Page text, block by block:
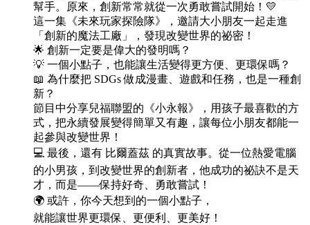
幫手。原來，創新常常就從一次勇敢嘗試開始！💛
這一集《未來玩家探險隊》，邀請大小朋友一起走進
「創新的魔法工廠」，發現改變世界的祕密！
🌟 創新一定要是偉大的發明嗎？
💡 一個小點子，也能讓生活變得更方便、更環保嗎？
📖 為什麼把 SDGs 做成漫畫、遊戲和任務，也是一種創
新？
節目中分享兒福聯盟的《小永報》，用孩子最喜歡的方
式，把永續發展變得簡單又有趣，讓每位小朋友都能一
起參與改變世界！
💻 最後，還有 比爾蓋茲 的真實故事。從一位熱愛電腦
的小男孩，到改變世界的創新者，他成功的祕訣不是天
才，而是——保持好奇、勇敢嘗試！
🌍 或許，你今天想到的一個小點子，
就能讓世界更環保、更便利、更美好！